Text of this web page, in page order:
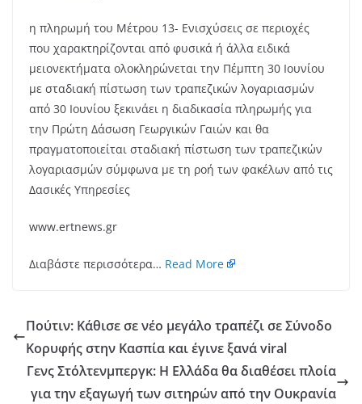
η πληρωμή του Μέτρου 13- Ενισχύσεις σε περιοχές
που χαρακτηρίζονται από φυσικά ή άλλα ειδικά
μειονεκτήματα ολοκληρώνεται την Πέμπτη 30 Ιουνίου
με σταδιακή πίστωση των τραπεζικών λογαριασμών
από 30 Ιουνίου ξεκινάει η διαδικασία πληρωμής για
την Πρώτη Δάσωση Γεωργικών Γαιών και θα
πραγματοποιείται σταδιακή πίστωση των τραπεζικών
λογαριασμών σύμφωνα με τη ροή των φακέλων από τις
Δασικές Υπηρεσίες
www.ertnews.gr
Διαβάστε περισσότερα… Read More
Πούτιν: Κάθισε σε νέο μεγάλο τραπέζι σε Σύνοδο
Κορυφής στην Κασπία και έγινε ξανά viral
Γενς Στόλτενμπεργκ: Η Ελλάδα θα διαθέσει πλοία
για την εξαγωγή των σιτηρών από την Ουκρανία